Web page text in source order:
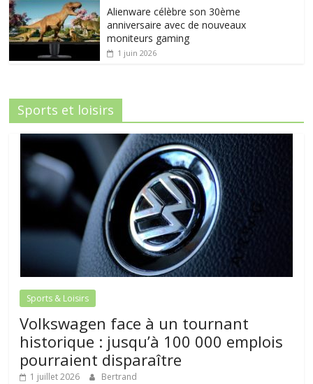
Alienware célèbre son 30ème
anniversaire avec de nouveaux
moniteurs gaming
1 juin 2026
Sports et loisirs
Sports & Loisirs
Volkswagen face à un tournant
historique : jusqu’à 100 000 emplois
pourraient disparaître
1 juillet 2026 Bertrand